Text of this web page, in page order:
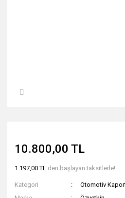
10.800,00 TL
1.197,00 TL den başlayan taksitlerle!
Kategori
Otomotiv